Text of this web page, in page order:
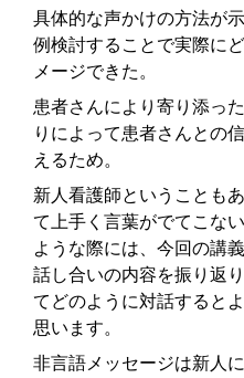
具体的な声かけの方法が
例検討することで実際に
メージできた。
患者さんにより寄り添っ
りによって患者さんとの
えるため。
新人看護師ということも
て上手く言葉がでてこな
ような際には、今回の講
話し合いの内容を振り返
てどのように対話すると
思います。
非言語メッセージは新人